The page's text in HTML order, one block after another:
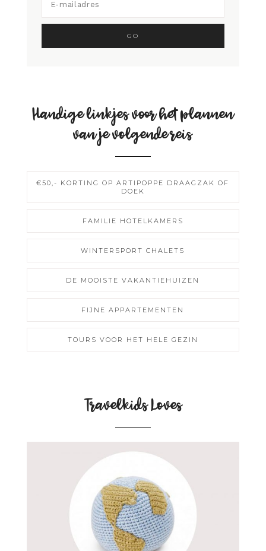
Handige linkjes voor het plannen
van je volgende reis
€50,- KORTING OP ARTIPOPPE DRAAGZAK OF
DOEK
FAMILIE HOTELKAMERS
WINTERSPORT CHALETS
DE MOOISTE VAKANTIEHUIZEN
FIJNE APPARTEMENTEN
TOURS VOOR HET HELE GEZIN
Travelkids Loves